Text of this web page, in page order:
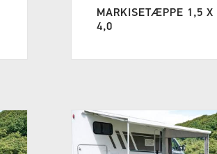
MARKISETÆPPE 1,5 X
4,0